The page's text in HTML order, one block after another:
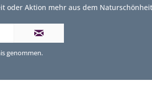
oder Aktion mehr aus dem
genommen.